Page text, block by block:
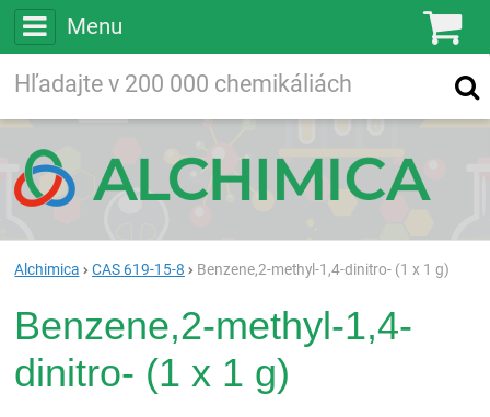
Menu
Vyhľadávanie
Alchimica CAS 619-15-8 Benzene,2-methyl-1,4-dinitro- (1 x 1 g)
Benzene,2-methyl-1,4-
dinitro- (1 x 1 g)